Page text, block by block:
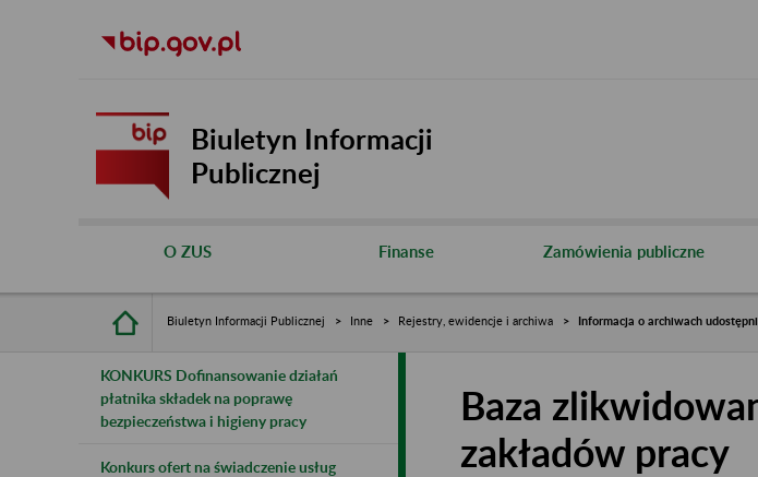
Biuletyn Informacji
Publicznej
O ZUS Finanse Zamówienia publiczne
Biuletyn Informacji Publicznej Inne Rejestry, ewidencje i archiwa Informacja o archiwach
KONKURS Dofinansowanie działań
płatnika składek na poprawę
bezpieczeństwa i higieny pracy
Konkurs ofert na świadczenie usług
Baza
zakładów pracy